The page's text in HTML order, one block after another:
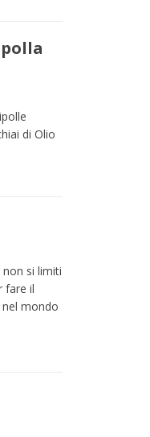
di Olio
non si limiti
fare il
mondo